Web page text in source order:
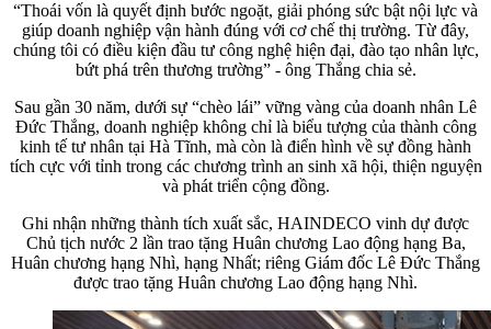
“Thoái vốn là quyết định bước ngoặt, giải phóng sức bật nội lực và
giúp doanh nghiệp vận hành đúng với cơ chế thị trường. Từ đây,
chúng tôi có điều kiện đầu tư công nghệ hiện đại, đào tạo nhân lực,
bứt phá trên thương trường” - ông Thắng chia sẻ.
Sau gần 30 năm, dưới sự “chèo lái” vững vàng của doanh nhân Lê
Đức Thắng, doanh nghiệp không chỉ là biểu tượng của thành công
kinh tế tư nhân tại Hà Tĩnh, mà còn là điển hình về sự đồng hành
tích cực với tỉnh trong các chương trình an sinh xã hội, thiện nguyện
và phát triển cộng đồng.
Ghi nhận những thành tích xuất sắc, HAINDECO vinh dự được
Chủ tịch nước 2 lần trao tặng Huân chương Lao động hạng Ba,
Huân chương hạng Nhì, hạng Nhất; riêng Giám đốc Lê Đức Thắng
được trao tặng Huân chương Lao động hạng Nhì.